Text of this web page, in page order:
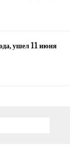
ушел 11 июня